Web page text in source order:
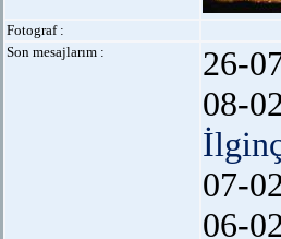
Fotograf :
Son mesajlarım :
26-
08-
07-
06-